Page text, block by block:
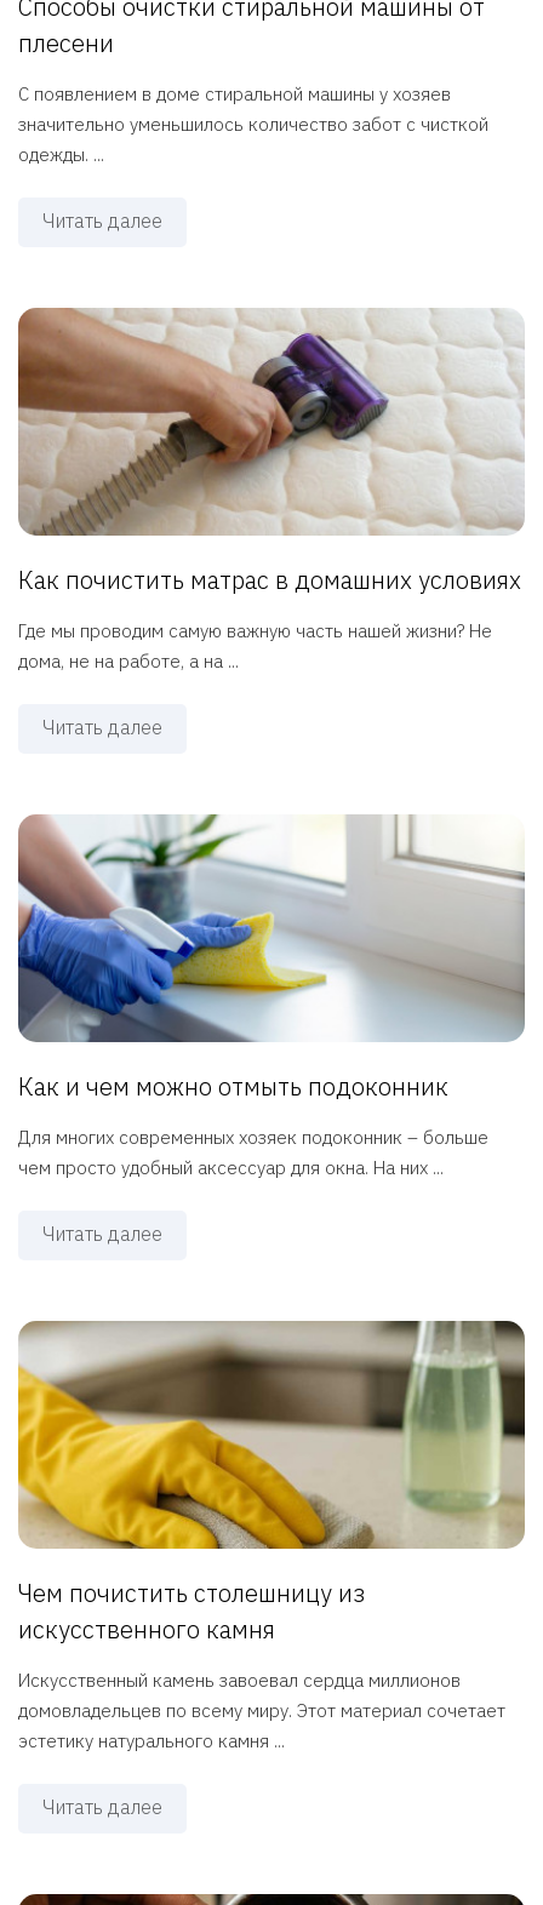
Способы очистки стиральной машины от
плесени
С появлением в доме стиральной машины у хозяев
значительно уменьшилось количество забот с чисткой
одежды. ...
Читать далее
Как почистить матрас в домашних условиях
Где мы проводим самую важную часть нашей жизни? Не
дома, не на работе, а на ...
Читать далее
Как и чем можно отмыть подоконник
Для многих современных хозяек подоконник – больше
чем просто удобный аксессуар для окна. На них ...
Читать далее
Чем почистить столешницу из
искусственного камня
Искусственный камень завоевал сердца миллионов
домовладельцев по всему миру. Этот материал сочетает
эстетику натурального камня ...
Читать далее